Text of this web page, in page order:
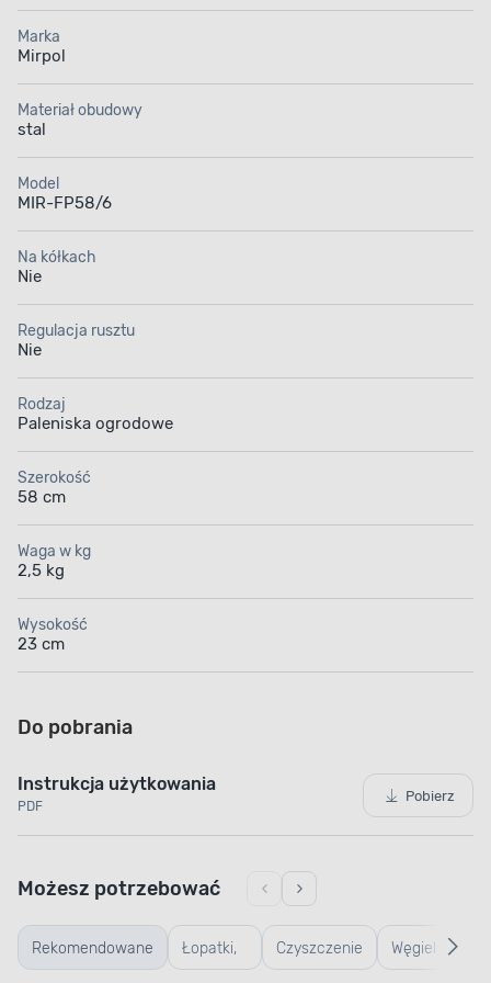
Funkcjonalne rozwiązanie
Korzystaj z grilla w dowolnym miejscu. Praktyczne
przenoszenie paleniska z miejsca na miejsca.
Dzięki temu możesz przygotowywać ulubione
potrawy na tarasie lub w ogrodzie w cieniu
WIELKOŚĆ RUSZTU
Marka
Mirpol
Materiał obudowy
stal
Model
MIR-FP58/6
Na kółkach
Nie
Regulacja rusztu
Nie
Rodzaj
Paleniska ogrodowe
Szerokość
58 cm
Waga w kg
2,5 kg
Wysokość
23 cm
Do pobrania
Instrukcja użytkowania
PDF
Pobierz
Rekomendowane Łopatki, Czyszczenie Węgiel
Możesz potrzebować